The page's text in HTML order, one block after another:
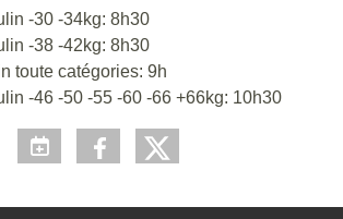
-30 -34kg: 8h30
-38 -42kg: 8h30
toute catégories: 9h
-46 -50 -55 -60 -66 +66kg: 10h30